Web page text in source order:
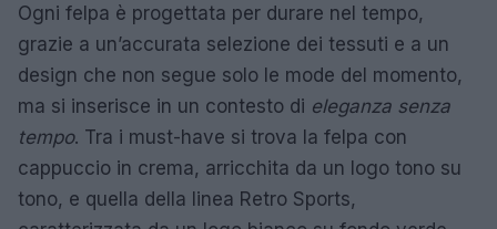
Ogni felpa è progettata per durare nel tempo,
grazie a un’accurata selezione dei tessuti e a un
design che non segue solo le mode del momento,
ma si inserisce in un contesto di eleganza senza
tempo. Tra i must-have si trova la felpa con
cappuccio in crema, arricchita da un logo tono su
tono, e quella della linea Retro Sports,